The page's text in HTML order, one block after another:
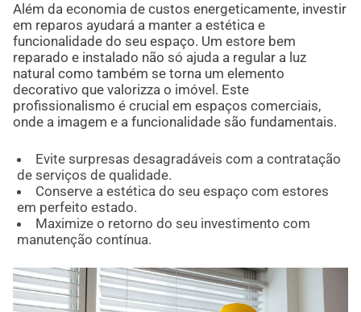
Além da economia de custos energeticamente, investir
em reparos ayudará a manter a estética e
funcionalidade do seu espaço. Um estore bem
reparado e instalado não só ajuda a regular a luz
natural como também se torna um elemento
decorativo que valorizza o imóvel. Este
profissionalismo é crucial em espaços comerciais,
onde a imagem e a funcionalidade são fundamentais.
Evite surpresas desagradáveis com a contratação
de serviços de qualidade.
Conserve a estética do seu espaço com estores
em perfeito estado.
Maximize o retorno do seu investimento com
manutenção contínua.